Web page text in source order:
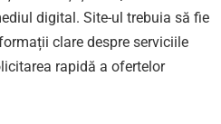
digital. Site-ul trebuia să fie
clare despre serviciile
rapidă a ofertelor